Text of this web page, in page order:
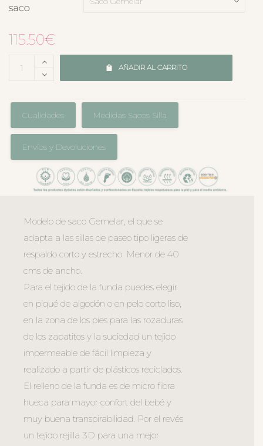
saco
115.50€
AÑADIR AL CARRITO
Cualidades Medidas Sacos Silla
Envíos y Devoluciones
Modelo de saco Gemelar, el que se
adapta a las sillas de paseo tipo ligeras de
respaldo corto y estrecho. Menor de 40
cms de ancho.
Para el tejido de la funda puedes elegir
en piqué de algodón o en pelo corto liso,
en la zona de los pies para las rozaduras
de los zapatitos y la suciedad un tejido
impermeable de fácil limpieza y
realizado a partir de plásticos reciclados.
El relleno de la funda es de micro fibra
hueca para mayor confort del bebé y
muy buena transpirabilidad. Por el revés
un tejido rejilla 3D para una mejor